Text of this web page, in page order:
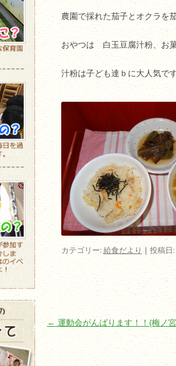
農園で採れた茄子とオクラを
おやつは 白玉豆腐汁粉、お
汁粉は子ども達ｂに大人気で
カテゴリー:給食だより | 投稿日:
投稿ナビゲーション
← 運動会がんばります！！(梅ノ